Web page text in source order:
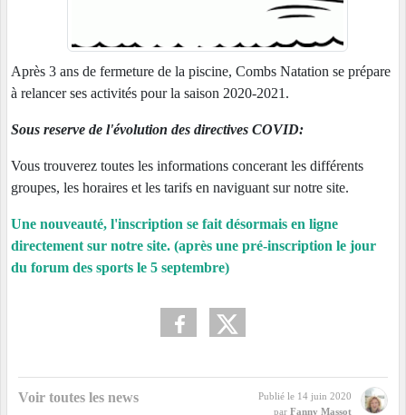
Après 3 ans de fermeture de la piscine, Combs Natation se prépare
à relancer ses activités pour la saison 2020-2021.
Sous reserve de l'évolution des directives COVID:
Vous trouverez toutes les informations concerant les différents
groupes, les horaires et les tarifs en naviguant sur notre site.
Une nouveauté, l'inscription se fait désormais en ligne
directement sur notre site. (après une pré-inscription le jour
du forum des sports le 5 septembre)
Voir toutes les news Publié le 14 juin 2020
par Fanny Massot